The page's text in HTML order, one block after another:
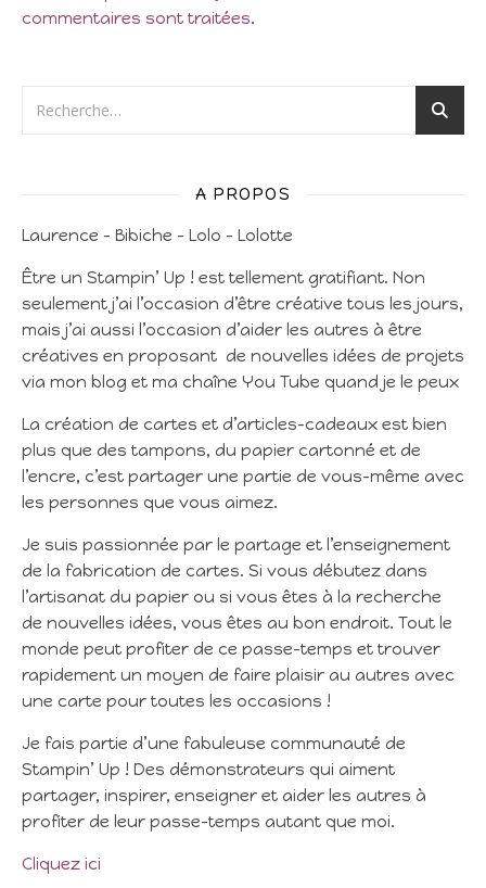
commentaires sont traitées.
A PROPOS
Laurence – Bibiche – Lolo – Lolotte
Être un Stampin’ Up ! est tellement gratifiant. Non
seulement j’ai l’occasion d’être créative tous les jours,
mais j’ai aussi l’occasion d’aider les autres à être
créatives en proposant de nouvelles idées de projets
via mon blog et ma chaîne You Tube quand je le peux
La création de cartes et d’articles-cadeaux est bien
plus que des tampons, du papier cartonné et de
l’encre, c’est partager une partie de vous-même avec
les personnes que vous aimez.
Je suis passionnée par le partage et l’enseignement
de la fabrication de cartes. Si vous débutez dans
l’artisanat du papier ou si vous êtes à la recherche
de nouvelles idées, vous êtes au bon endroit. Tout le
monde peut profiter de ce passe-temps et trouver
rapidement un moyen de faire plaisir au autres avec
une carte pour toutes les occasions !
Je fais partie d’une fabuleuse communauté de
Stampin’ Up ! Des démonstrateurs qui aiment
partager, inspirer, enseigner et aider les autres à
profiter de leur passe-temps autant que moi.
Cliquez ici